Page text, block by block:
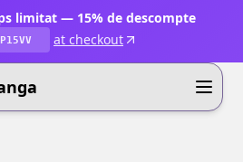
limitat — 15% de descompte
at checkout